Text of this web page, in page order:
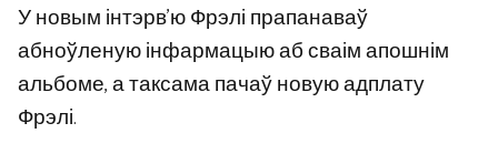
У новым інтэрв’ю Фрэлі прапанаваў
абноўленую інфармацыю аб сваім апошнім
альбоме, а таксама пачаў новую адплату
Фрэлі.